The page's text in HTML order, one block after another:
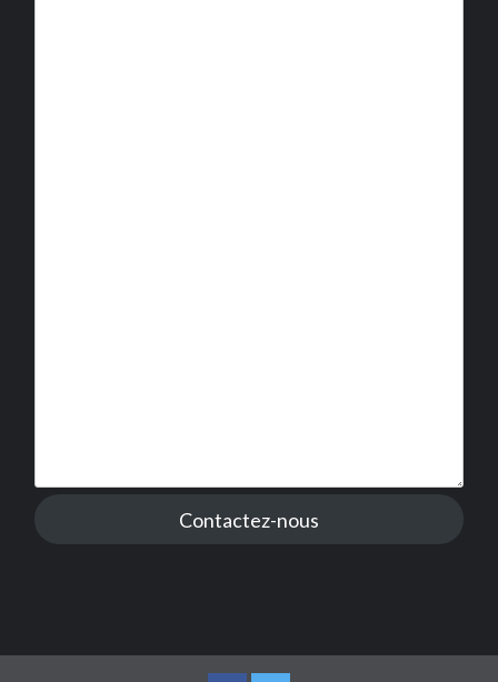
Contactez-nous